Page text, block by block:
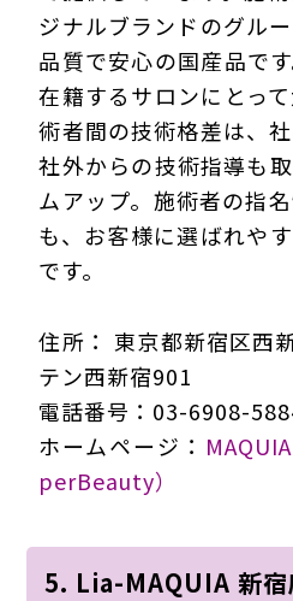
ジナルブランドのグル
品質で安心の国産品で
在籍するサロンにとっ
術者間の技術格差は、
社外からの技術指導も
ムアップ。施術者の指
も、お客様に選ばれや
です。
住所： 東京都新宿区
テン西新宿901
電話番号：03-6908-
ホームページ：
perBeauty）
5. Lia-MAQUIA 新宿